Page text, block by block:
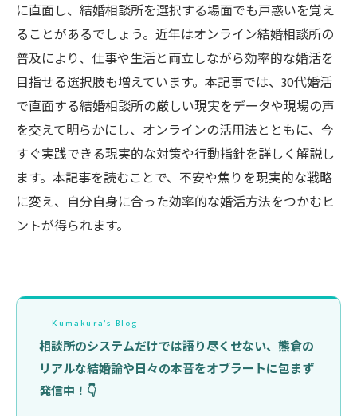
に直面し、結婚相談所を選択する場面でも戸惑いを覚え
ることがあるでしょう。近年はオンライン結婚相談所の
普及により、仕事や生活と両立しながら効率的な婚活を
目指せる選択肢も増えています。本記事では、30代婚活
で直面する結婚相談所の厳しい現実をデータや現場の声
を交えて明らかにし、オンラインの活用法とともに、今
すぐ実践できる現実的な対策や行動指針を詳しく解説し
ます。本記事を読むことで、不安や焦りを現実的な戦略
に変え、自分自身に合った効率的な婚活方法をつかむヒ
ントが得られます。
— Kumakura's Blog —
相談所のシステムだけでは語り尽くせない、熊倉の
リアルな結婚論や日々の本音をオブラートに包まず
発信中！👇